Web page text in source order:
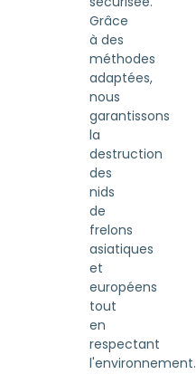
Grâce
à des
méthodes
adaptées,
nous
garantissons
la
destruction
des
nids
de
frelons
asiatiques
et
européens
tout
en
respectant
l'environnement.